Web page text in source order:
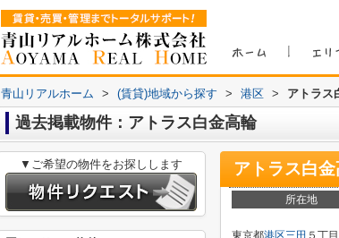
青山リアルホーム > (賃貸)地域から探す > 港区 > アトラス
過去掲載物件：アトラス白金高輪
アトラス白
所在地
東京都港区三田 ５丁目
▼ご希望の物件をお探しします